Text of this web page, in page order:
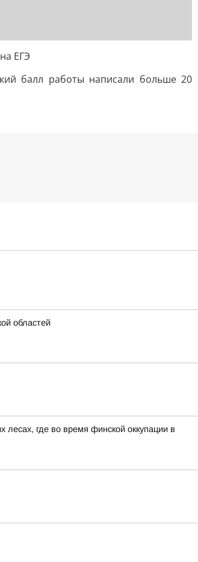
ЕГЭ
балл работы написали больше 20
областей
где во время финской оккупации в